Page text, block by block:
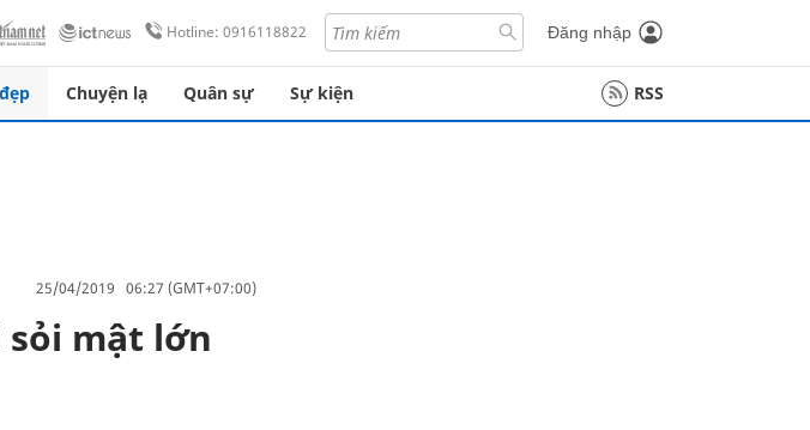
Hotline: 0916118822 Đăng nhập
Chuyện lạ Quân sự Sự kiện RSS
25/04/2019 06:27 (GMT+07:00)
mật lớn